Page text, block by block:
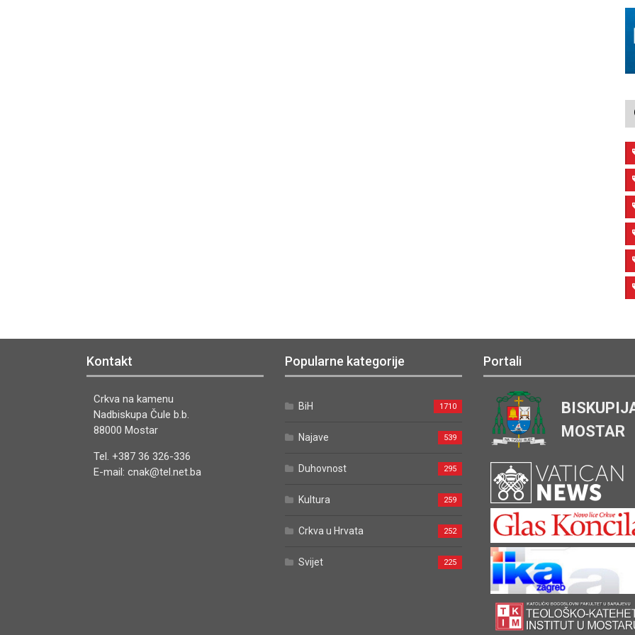
Kontakt
Crkva na kamenu
Nadbiskupa Čule b.b.
88000 Mostar
Tel. +387 36 326-336
E-mail: cnak@tel.net.ba
Popularne kategorije
BiH 1710
Najave 539
Duhovnost 295
Kultura 259
Crkva u Hrvata 252
Svijet 225
Portali
MOSTAR